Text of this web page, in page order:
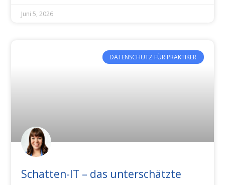
Juni 5, 2026
DATENSCHUTZ FÜR PRAKTIKER
Schatten-IT – das unterschätzte